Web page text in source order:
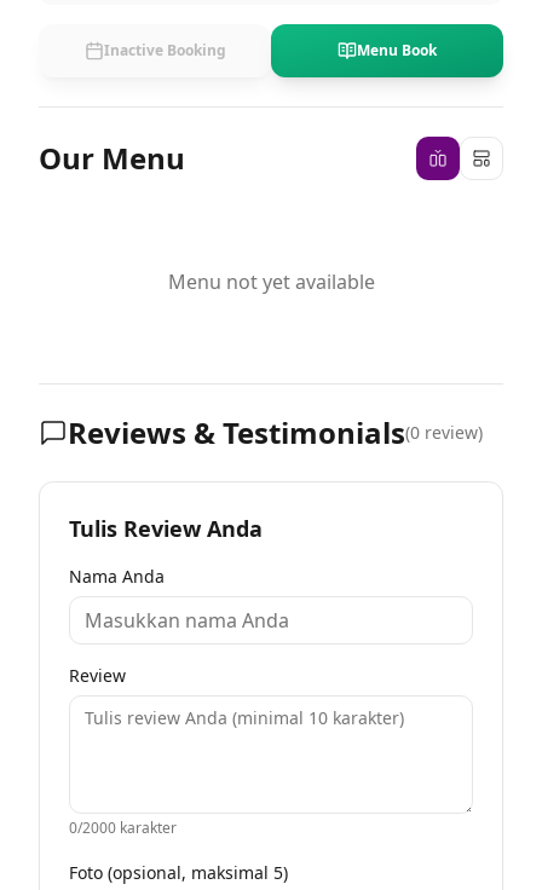
Inactive Booking Menu Book
Our Menu
Menu not yet available
Reviews & Testimonials(0 review)
Tulis Review Anda
Nama Anda
Review
0/2000 karakter
Foto (opsional, maksimal 5)